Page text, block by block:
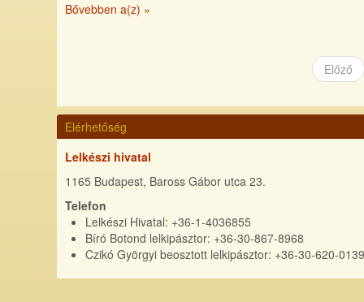
Bővebben a(z) »
Előző
Elérhetőség
Lelkészi hivatal
1165 Budapest, Baross Gábor utca 23.
Telefon
Lelkészi Hivatal: +36-1-4036855
Bíró Botond lelkipásztor: +36-30-867-8968
Czikó Györgyi beosztott lelkipásztor: +36-30-620-0139